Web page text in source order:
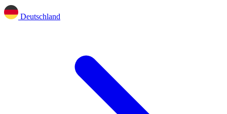
Deutschland